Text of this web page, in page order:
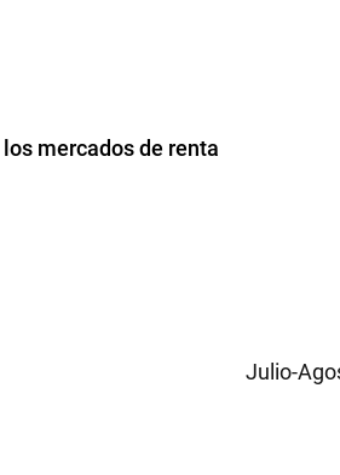
mercados de renta
Julio-